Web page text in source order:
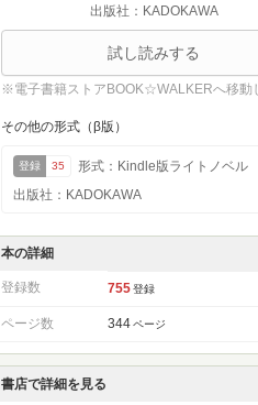
出版社：KADOKAWA
試し読みする
※電子書籍ストアBOOK☆WALKERへ移動
その他の形式（β版）
登録 35
形式：Kindle版ライトノベル
出版社：KADOKAWA
本の詳細
登録数 755 登録
ページ数 344 ページ
書店で詳細を見る